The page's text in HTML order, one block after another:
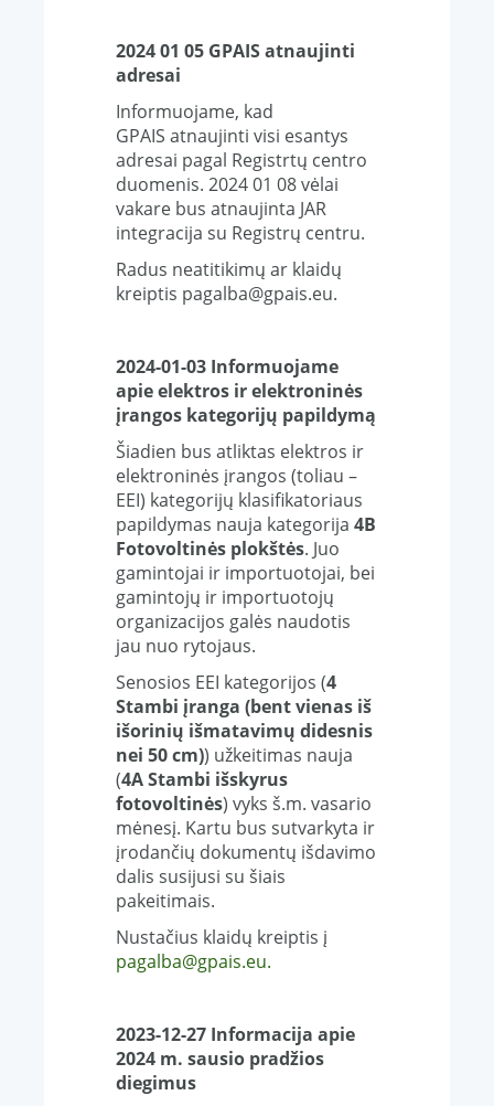
2024 01 05 GPAIS atnaujinti
adresai
Informuojame, kad
GPAIS atnaujinti visi esantys
adresai pagal Registrtų centro
duomenis. 2024 01 08 vėlai
vakare bus atnaujinta JAR
integracija su Registrų centru.
Radus neatitikimų ar klaidų
kreiptis pagalba@gpais.eu.
2024-01-03 Informuojame
apie elektros ir elektroninės
įrangos kategorijų papildymą
Šiadien bus atliktas elektros ir
elektroninės įrangos (toliau –
EEI) kategorijų klasifikatoriaus
papildymas nauja kategorija 4B
Fotovoltinės plokštės. Juo
gamintojai ir importuotojai, bei
gamintojų ir importuotojų
organizacijos galės naudotis
jau nuo rytojaus.
Senosios EEI kategorijos (4
Stambi įranga (bent vienas iš
išorinių išmatavimų didesnis
nei 50 cm)) užkeitimas nauja
(4A Stambi išskyrus
fotovoltinės) vyks š.m. vasario
mėnesį. Kartu bus sutvarkyta ir
įrodančių dokumentų išdavimo
dalis susijusi su šiais
pakeitimais.
Nustačius klaidų kreiptis į
pagalba@gpais.eu.
2023-12-27 Informacija apie
2024 m. sausio pradžios
diegimus